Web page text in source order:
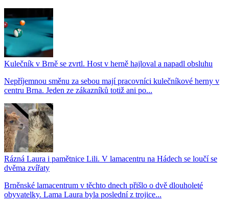
Kulečník v Brně se zvrtl. Host v herně hajloval a napadl obsluhu
Nepříjemnou směnu za sebou mají pracovníci kulečníkové herny v
centru Brna. Jeden ze zákazníků totiž ani po...
Rázná Laura i pamětnice Lili. V lamacentru na Hádech se loučí se
dvěma zvířaty
Brněnské lamacentrum v těchto dnech přišlo o dvě dlouholeté
obyvatelky. Lama Laura byla poslední z trojice...